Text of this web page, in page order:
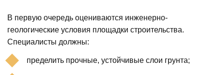
В первую очередь оцениваются инженерно-
геологические условия площадки строительства.
Специалисты должны:
пределить прочные, устойчивые слои грунта;